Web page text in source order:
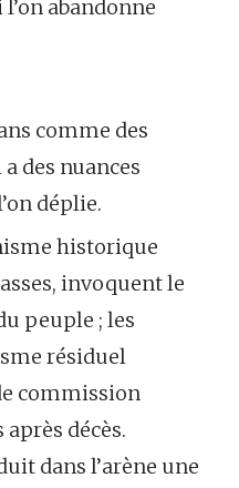
abandonne
comme des
des nuances
déplie.
historique
invoquent le
peuple ; les
résiduel
commission
décès.
dans l’arène une